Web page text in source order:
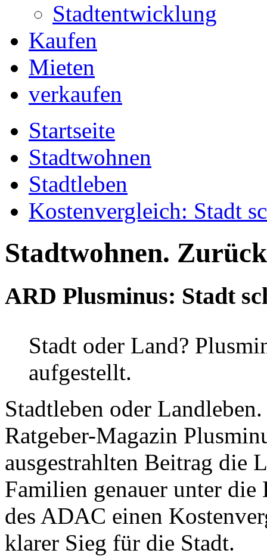
Stadtentwicklung
Kaufen
Mieten
verkaufen
Startseite
Stadtwohnen
Stadtleben
Kostenvergleich: Stadt
Stadtwohnen.
ARD Plusminus: Stadt
Stadt oder Land?
aufgestellt.
Stadtleben oder
Ratgeber-Magazin
ausgestrahlten Beitrag die
Familien genauer unter
des ADAC einen
klarer Sieg für die Stadt.